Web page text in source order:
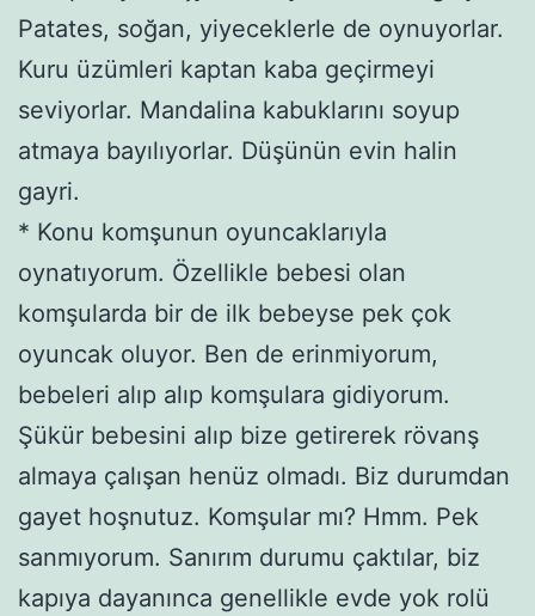
Patates, soğan, yiyeceklerle de oynuyorlar.
Kuru üzümleri kaptan kaba geçirmeyi
seviyorlar. Mandalina kabuklarını soyup
atmaya bayılıyorlar. Düşünün evin halin
gayri.
* Konu komşunun oyuncaklarıyla
oynatıyorum. Özellikle bebesi olan
komşularda bir de ilk bebeyse pek çok
oyuncak oluyor. Ben de erinmiyorum,
bebeleri alıp alıp komşulara gidiyorum.
Şükür bebesini alıp bize getirerek rövanş
almaya çalışan henüz olmadı. Biz durumdan
gayet hoşnutuz. Komşular mı? Hmm. Pek
sanmıyorum. Sanırım durumu çaktılar, biz
kapıya dayanınca genellikle evde yok rolü